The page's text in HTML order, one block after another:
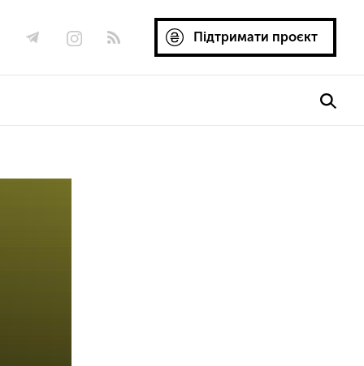
Підтримати проєкт